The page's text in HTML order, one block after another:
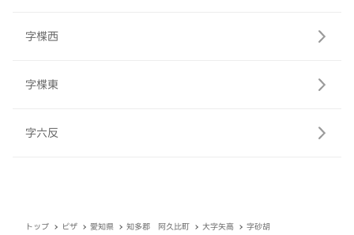
字楪西
字楪東
字六反
トップ ピザ 愛知県 知多郡 阿久比町 大字矢高 字砂胡